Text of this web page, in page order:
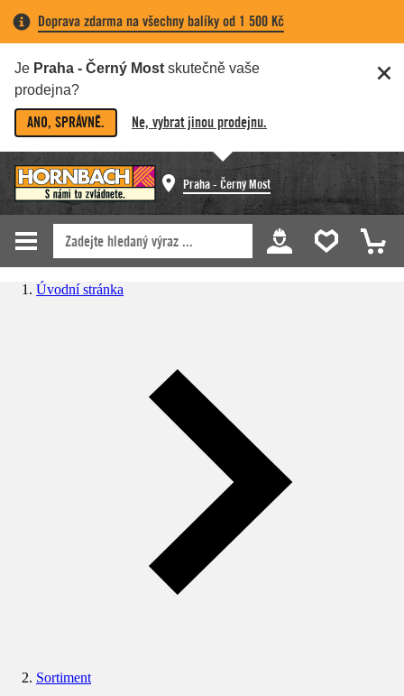
Doprava zdarma na všechny balíky od 1 500 Kč
Je Praha - Černý Most skutečně vaše
prodejna?
ANO, SPRÁVNĚ. Ne, vybrat jinou prodejnu.
Praha - Černý Most
Úvodní stránka
Sortiment